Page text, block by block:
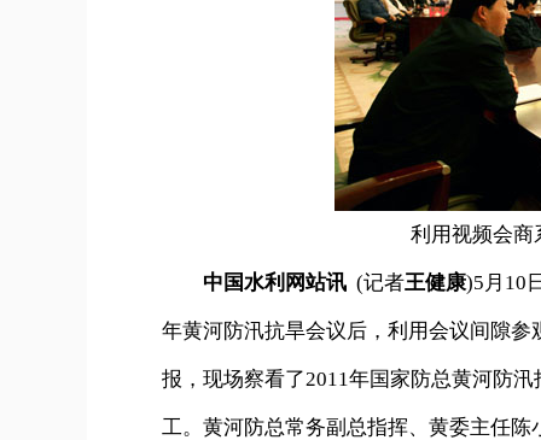
利用视频会商
中国水利网站讯 (记者王健康)5月10
年黄河防汛抗旱会议后，利用会议间隙
报，现场察看了2011年国家防总黄河防
工。黄河防总常务副总指挥、黄委主任